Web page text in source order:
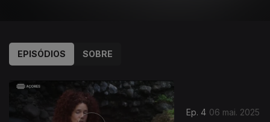
EPISÓDIOS SOBRE
Ep. 4 06 mai. 2025